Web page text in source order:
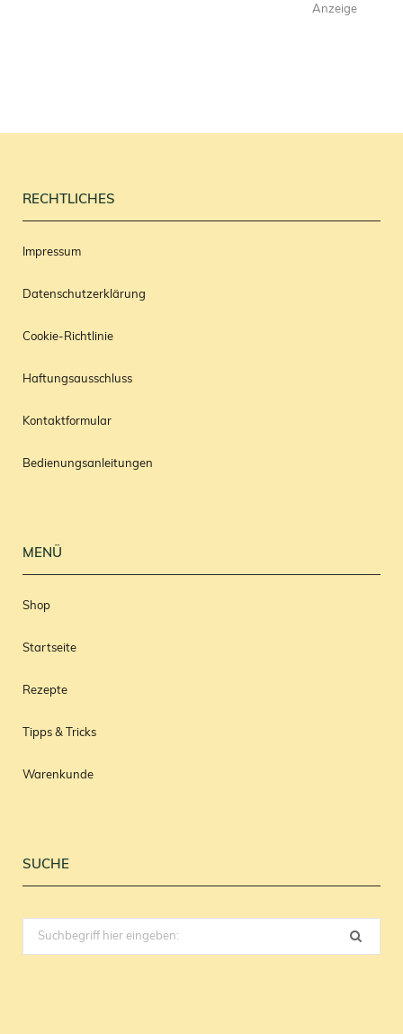
Anzeige
RECHTLICHES
Impressum
Datenschutzerklärung
Cookie-Richtlinie
Haftungsausschluss
Kontaktformular
Bedienungsanleitungen
MENÜ
Shop
Startseite
Rezepte
Tipps & Tricks
Warenkunde
SUCHE
Search
for: